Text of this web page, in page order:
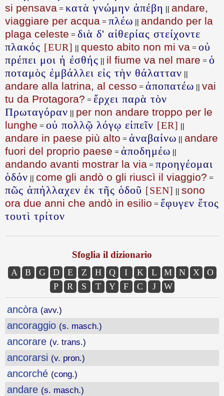
si pensava = κατὰ γνώμην ἀπέβη || andare,
viaggiare per acqua = πλέω || andando per la
plaga celeste = διὰ δ' αἰθερίας στείχοντε
πλακός [EUR] || questo abito non mi va = οὐ
πρέπει μοι ἡ ἐσθής || il fiume va nel mare = ὁ
ποταμὸς ἐμβάλλει εἰς τὴν θάλατταν ||
andare alla latrina, al cesso = ἀποπατέω || vai
tu da Protagora? = ἔρχει παρὰ τὸν
Πρωταγόραν || per non andare troppo per le
lunghe = οὐ πολλῷ λόγῳ εἰπεῖν [ER] ||
andare in paese più alto = ἀναβαίνω || andare
fuori del proprio paese = ἀποδημέω ||
andando avanti mostrar la via = προηγέομαι
ὁδόν || come gli andò o gli riuscì il viaggio? =
πῶς ἀπήλλαχεν ἐκ τῆς ὁδοῦ [SEN] || sono
ora due anni che andò in esilio = ἔφυγεν ἔτος
τουτὶ τρίτον
Sfoglia il dizionario
A B G D E Z H Q I K L M N X
O
P
R S T Y F C J W
ancòra (avv.)
ancoraggio (s. masch.)
ancorare (v. trans.)
ancorarsi (v. pron.)
ancorché (cong.)
andare (s. masch.)